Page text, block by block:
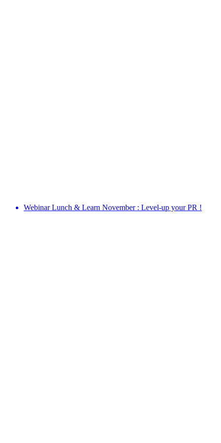
Webinar Lunch & Learn November : Level-up your PR !